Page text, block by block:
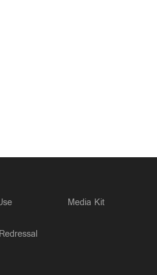
Media Kit